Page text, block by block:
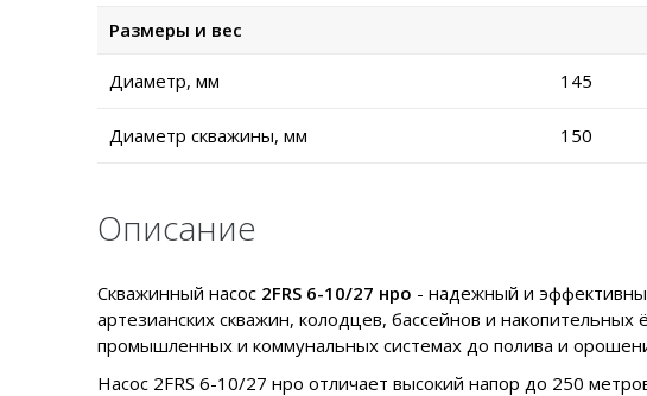
Размеры и вес
Диаметр, мм 145
Диаметр скважины, мм 150
Описание
Скважинный насос 2FRS 6-10/27 нро - надежный и
артезианских скважин, колодцев, бассейнов и
промышленных и коммунальных системах до полива и
Насос 2FRS 6-10/27 нро отличает высокий напор до 250